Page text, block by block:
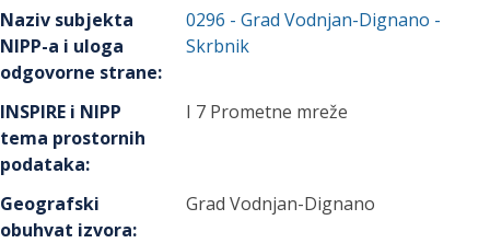
Naziv subjekta
NIPP-a i uloga
odgovorne strane:
0296 -Grad Vodnjan-Dignano -
Skrbnik
INSPIRE i NIPP
tema prostornih
podataka:
I 7 Prometne mreže
Geografski
obuhvat izvora:
Grad Vodnjan-Dignano